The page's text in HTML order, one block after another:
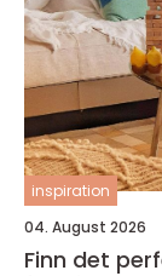
inspiration
04. August 2026
Finn det